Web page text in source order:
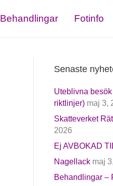
Behandlingar Fotinfo
Senaste
Uteblivna
riktlinjer) maj 3,
Skatteverket
2026
Ej AVBOKAD
Nagellack maj
Behandlingar –